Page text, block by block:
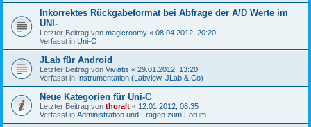
Inkorrektes Rückgabeformat bei Abfrage der A/D Werte im
UNI-
Letzter Beitrag von magicroomy « 08.04.2012, 20:20
Verfasst in Uni-C
JLab für Android
Letzter Beitrag von Viviatis « 29.01.2012, 13:20
Verfasst in Instrumentation (Labview, JLab & Co)
Neue Kategorien für Uni-C
Letzter Beitrag von thoralt « 12.01.2012, 08:35
Verfasst in Administration und Fragen zum Forum